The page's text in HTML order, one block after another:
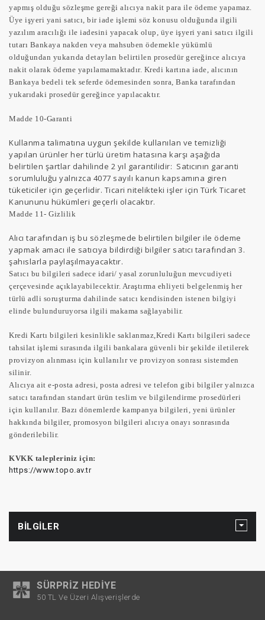
yapmış olduğu sözleşme gereği alıcıya nakit para ile ödeme yapamaz.
Üye işyeri yani satıcı, bir iade işlemi söz konusu olduğunda ilgili
yazılım aracılığı ile iadesini yapacak olup, üye işyeri yani satıcı ilgili
tutarı Bankaya nakden veya mahsuben ödemekle yükümlü
olduğundan yukarıda detayları belirtilen prosedür gereğince alıcıya
nakit olarak ödeme yapılamamaktadır. Kredi kartına iade, alıcının
Bankaya bedeli tek seferde ödemesinden sonra, Banka tarafından
yukarıdaki prosedür gereğince yapılacaktır.
Madde 10-Garanti
Kullanma talimatına uygun şekilde kullanılan ve temizliği
yapılan ürünler her türlü üretim hatasına karşı aşağıda
belirtilen şartlar dahilinde 2 yıl garantilidir: Satıcının garanti
sorumluluğu yalnızca 4077 sayılı kanun kapsamına giren
tüketiciler için geçerlidir. Ticari nitelikteki işler için Türk Ticaret
Kanununu hükümleri geçerli olacaktır.
Madde 11- Gizlilik
Alıcı tarafından iş bu sözleşmede belirtilen bilgiler ile ödeme
yapmak amacı ile satıcıya bildirdiği bilgiler satıcı tarafından 3.
şahıslarla paylaşılmayacaktır.
Satıcı bu bilgileri sadece idari/ yasal zorunluluğun mevcudiyeti
çerçevesinde açıklayabilecektir. Araştırma ehliyeti belgelenmiş her
türlü adli soruşturma dahilinde satıcı kendisinden istenen bilgiyi
elinde bulunduruyorsa ilgili makama sağlayabilir.
Kredi Kartı bilgileri kesinlikle saklanmaz,Kredi Kartı bilgileri sadece
tahsilat işlemi sırasında ilgili bankalara güvenli bir şekilde iletilerek
provizyon alınması için kullanılır ve provizyon sonrası sistemden
silinir.
Alıcıya ait e-posta adresi, posta adresi ve telefon gibi bilgiler yalnızca
satıcı tarafından standart ürün teslim ve bilgilendirme prosedürleri
için kullanılır. Bazı dönemlerde kampanya bilgileri, yeni ürünler
hakkında bilgiler, promosyon bilgileri alıcıya onayı sonrasında
gönderilebilir.
KVKK talepleriniz için:
https://www.topo.av.tr
BILGILER
SÜRPRIZ HEDIYE
50 TL Ve Üzeri Alışverişlerde